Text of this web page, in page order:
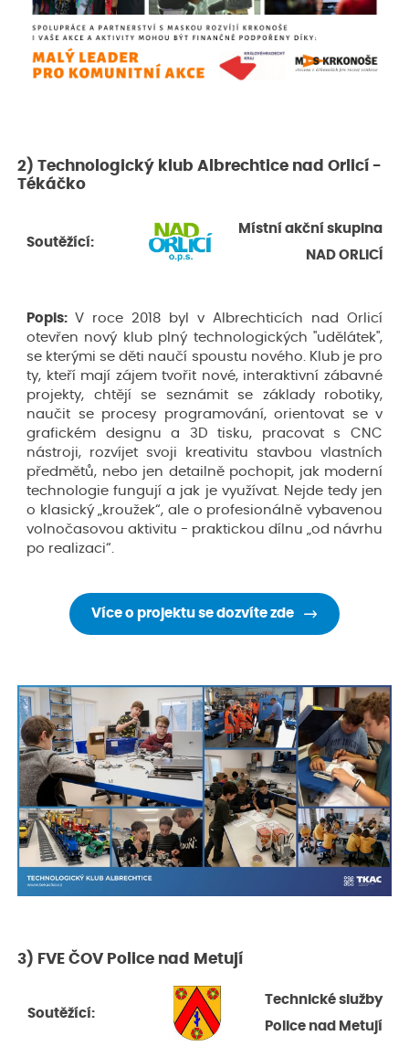
2) Technologický klub Albrechtice nad Orlicí -
Tékáčko
Soutěžící:
Místní akční skupina
NAD ORLICÍ
Popis: V roce 2018 byl v Albrechticích nad Orlicí
otevřen nový klub plný technologických "udělátek",
se kterými se děti naučí spoustu nového. Klub je pro
ty, kteří mají zájem tvořit nové, interaktivní zábavné
projekty, chtějí se seznámit se základy robotiky,
naučit se procesy programování, orientovat se v
grafickém designu a 3D tisku, pracovat s CNC
nástroji, rozvíjet svoji kreativitu stavbou vlastních
předmětů, nebo jen detailně pochopit, jak moderní
technologie fungují a jak je využívat. Nejde tedy jen
o klasický „kroužek“, ale o profesionálně vybavenou
volnočasovou aktivitu - praktickou dílnu „od návrhu
po realizaci“.
Více o projektu se dozvíte zde
3) FVE ČOV Police nad Metují
Soutěžící:
Technické služby
Police nad Metují